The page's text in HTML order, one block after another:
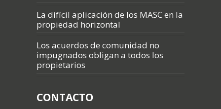
La difícil aplicación de los MASC en la
propiedad horizontal
Los acuerdos de comunidad no
impugnados obligan a todos los
propietarios
CONTACTO